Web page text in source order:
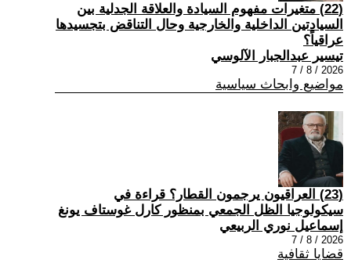
(22) متغيرات مفهوم السيادة والعلاقة الجدلية بين
السيادتين الداخلية والخارجية وحال التناقض بتجسيدها
عراقياً؟
تيسير عبدالجبار الآلوسي
2026 / 8 / 7
مواضيع وابحاث سياسية
(23) العراقيون يرجمون القطار؟ قراءة في
سيكولوجيا الظل الجمعي بمنظور كارل غوستاف يونغ
إسماعيل نوري الربيعي
2026 / 8 / 7
قضايا ثقافية